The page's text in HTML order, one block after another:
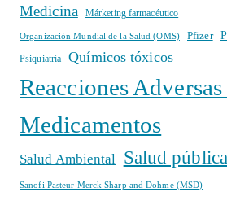
Medicina Márketing farmacéutico
Organización Mundial de la Salud (OMS) Pfizer
Psiquiatría Químicos tóxicos
Reacciones
Medicamentos
Salud Ambiental Salud pública
Sanofi Pasteur Merck Sharp and Dohme (MSD)